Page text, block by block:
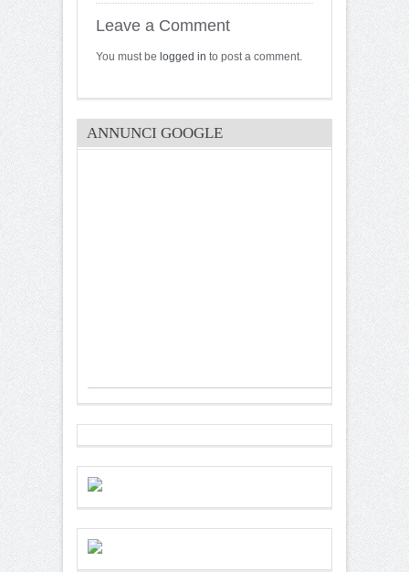
Leave a Comment
You must be logged in to post a comment.
ANNUNCI GOOGLE